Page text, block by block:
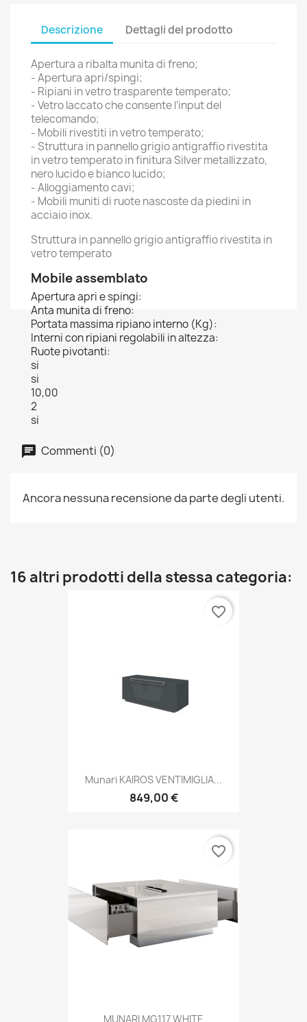
Descrizione Dettagli del prodotto
Apertura a ribalta munita di freno;
- Apertura apri/spingi;
- Ripiani in vetro trasparente temperato;
- Vetro laccato che consente l’input del
telecomando;
- Mobili rivestiti in vetro temperato;
- Struttura in pannello grigio antigraffio rivestita
in vetro temperato in finitura Silver metallizzato,
nero lucido e bianco lucido;
- Alloggiamento cavi;
- Mobili muniti di ruote nascoste da piedini in
acciaio inox.
Struttura in pannello grigio antigraffio rivestita in
vetro temperato
Mobile assemblato
Apertura apri e spingi:
Anta munita di freno:
Portata massima ripiano interno (Kg):
Interni con ripiani regolabili in altezza:
Ruote pivotanti:
si
si
10,00
2
si
Commenti (0)
Ancora nessuna recensione da parte degli utenti.
16 altri prodotti della stessa categoria:
Munari KAIROS VENTIMIGLIA...
849,00 €
favorite_border
MUNARI MG117 WHITE
favorite_border